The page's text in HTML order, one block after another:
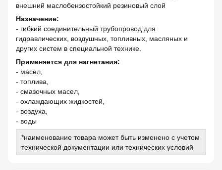
внешний маслобензостойкий резиновый слой
Назначение:
- гибкий соединительный трубопровод для
гидравлических, воздушных, топливных, масляных и
других систем в специальной технике.
Применяется для нагнетания:
- масел,
- топлива,
- смазочных масел,
- охлаждающих жидкостей,
- воздуха,
- воды
*наименование товара может быть изменено с учетом
технической документации или технических условий